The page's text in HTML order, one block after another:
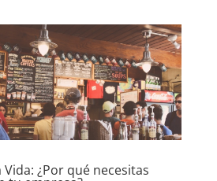
¿Por qué necesitas